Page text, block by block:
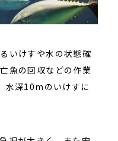
いけすや水の状態確
魚の回収などの作業
水深10mのいけすに